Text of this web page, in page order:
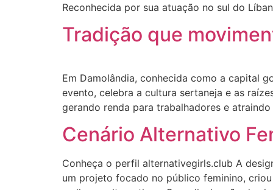
Reconhecida por sua atuação no sul do
Tradição que
Em Damolândia, conhecida como a capital
evento, celebra a cultura sertaneja e as
gerando renda para trabalhadores e
Cenário Alternativo
Conheça o perfil alternativegirls.club A
um projeto focado no público feminino,